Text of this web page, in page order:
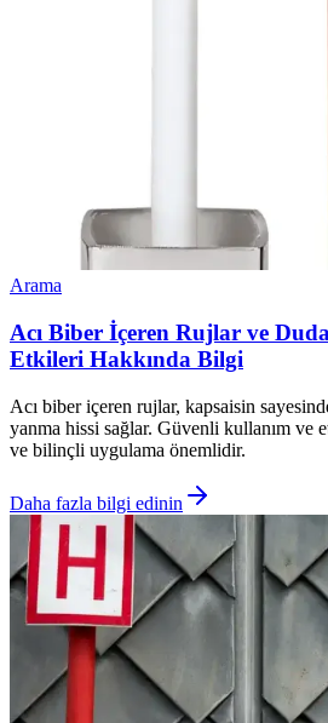
Arama
Acı Biber İçeren Rujlar ve
Etkileri Hakkında Bilgi
Acı biber içeren rujlar, kapsaisin
yanma hissi sağlar. Güvenli kullanım ve
ve bilinçli uygulama önemlidir.
Daha fazla bilgi edinin